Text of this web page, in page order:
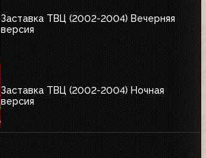
Заставка ТВЦ (2002-2004) Вечерняя
версия
Заставка ТВЦ (2002-2004) Ночная
версия